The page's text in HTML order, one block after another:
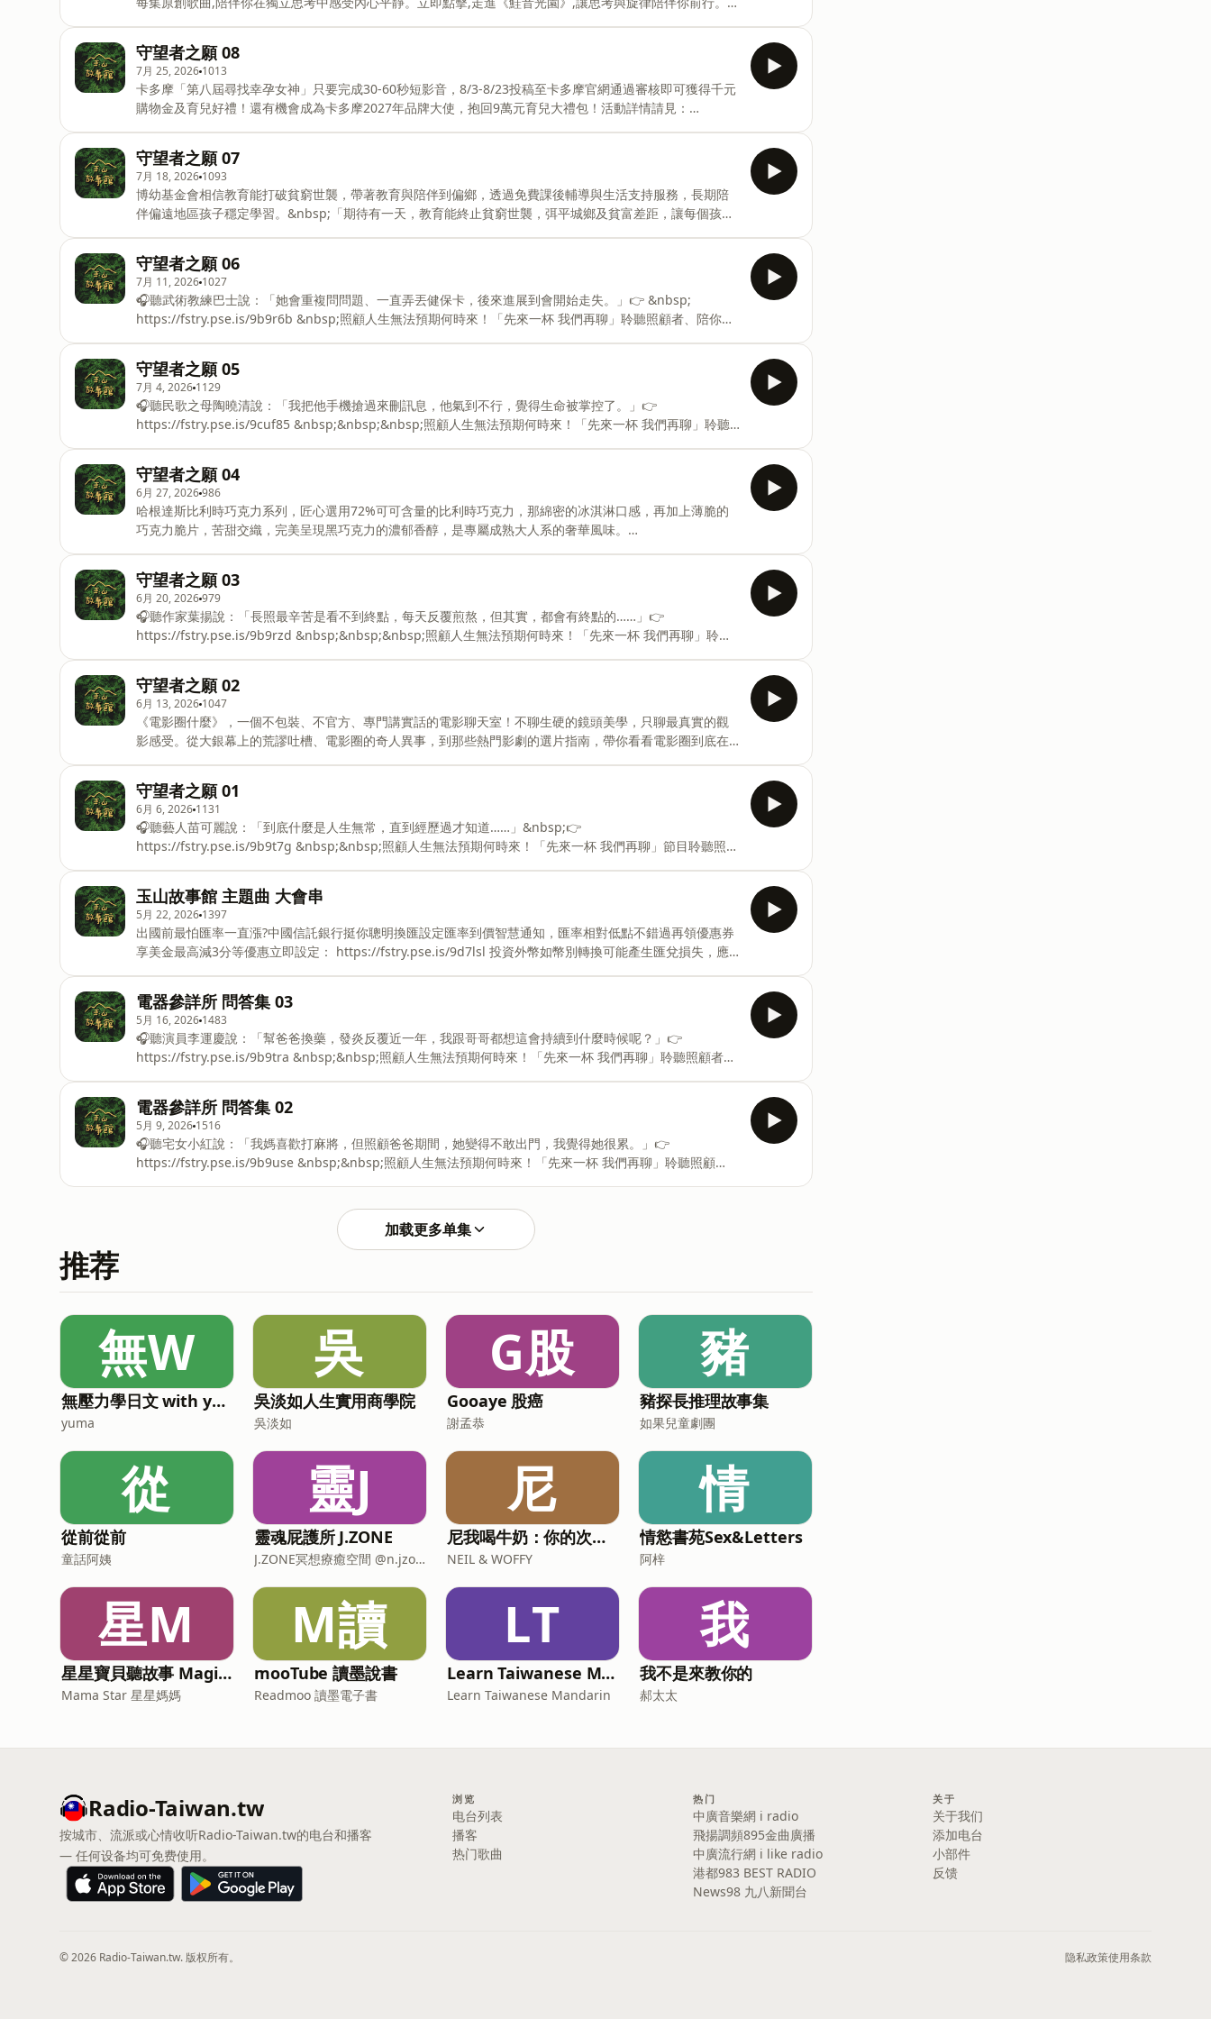
【第3集+第4集+名畫穿梭透卡明信片組】限量套組，購書連結：📕博客來：https://reurl.cc/qagDYg📕誠
品：https://reurl.cc/0kjov6📕momo：https://reurl.cc/QN9dR0📕金石堂：https://reurl.cc/zOe8pe📕讀
書共和國：https://reurl.cc/90rEDv📍《破案姊妹花》名畫偵探挑戰遊戲：https://poan-sisters-spot-five.b
守望者之願 08
7月 25, 2026 1013
卡多摩「第八屆尋找幸孕女神」只要完成30-60秒短影音，8/3-8/23投稿至卡多摩官網通過審核即可獲得千元
購物金及育兒好禮！還有機會成為卡多摩2027年品牌大使，抱回9萬元育兒大禮包！活動詳情請見：
妹花》第3、4集將於7/27（一）預購，7/29（三）上市。【第3集+第4集+名畫穿梭透卡明信片組】限量套
組，購書連結：📕博客來：https://reurl.cc/qagDYg📕誠品：https://reurl.cc/0kjov6📕momo：
https://reurl.cc/QN9dR0📕金石堂：https://reurl.cc/zOe8pe📕讀書共和國：https://reurl.cc/90rEDv📍
《破案姊妹花》新書分享會+簽書會台
守望者之願 07
7月 18, 2026 1093
博幼基金會相信教育能打破貧窮世襲，帶著教育與陪伴到偏鄉，透過免費課後輔導與生活支持服務，長期陪
伴偏遠地區孩子穩定學習。&nbsp;「期待有一天，教育能終止貧窮世襲，弭平城鄉及貧富差距，讓每個孩子
Podcast 廣告 —— 各位大小探險家～你還喜歡這個芝麻門的設定嗎？你覺得藍腹鷴寶寶為什麼沒有出現呢？
玉山故事館的粉絲專頁在這裡，請大家常常來串門子聊天留言：
&nbsp;https://www.facebook.com/yushanstory/邀請大家一起來蓋玉山故事館，支持玉山持續創作更多好
聽的故事跟大家分享，贊助連結：https://p.ecpay.com.tw/D096CD2 Powered by Firstory Host
守望者之願 06
7月 11, 2026 1027
🎧聽武術教練巴士說：「她會重複問問題、一直弄丟健保卡，後來進展到會開始走失。」👉 &nbsp;
https://fstry.pse.is/9b9r6b &nbsp;照顧人生無法預期何時來！「先來一杯 我們再聊」聆聽照顧者、陪你預
各位大小探險家～《破案姊妹花》新書分享會臺北場來囉👉
https://www.facebook.com/share/p/1BQQ7LWa7k/阿翰的那一架肖楠木櫃上層的陶罐和下層的收納空間
中，究竟是裝了什麼呢？玉山故事館的粉絲專頁在這裡，請大家常常來串門子聊天留言：
&nbsp;https://www.facebook.com/yushanstory/邀請大家一起來蓋玉山故事館，支持玉山持續創作更多好
聽的故事跟大家分享，贊助連結：https
守望者之願 05
7月 4, 2026 1129
🎧聽民歌之母陶曉清說：「我把他手機搶過來刪訊息，他氣到不行，覺得生命被掌控了。」👉
https://fstry.pse.is/9cuf85 &nbsp;&nbsp;&nbsp;照顧人生無法預期何時來！「先來一杯 我們再聊」聆聽
告 —— 各位大小探險家～你有發現，在翼家人這個位於肖楠樹冠裡的聚落中，所出現的人名，都有一個共同
的特點嗎？你覺得幻生動物到底是要如何養成呢？玉山故事館的粉絲專頁在這裡，請大家常常來串門子聊天
留言：&nbsp;https://www.facebook.com/yushanstory/邀請大家一起來蓋玉山故事館，支持玉山持續創作
更多好聽的故事跟大家分享，贊助連結：https://p.ecpay.com.tw/D096CD2 Powered by
守望者之願 04
6月 27, 2026986
哈根達斯比利時巧克力系列，匠心選用72%可可含量的比利時巧克力，那綿密的冰淇淋口感，再加上薄脆的
巧克力脆片，苦甜交織，完美呈現黑巧克力的濃郁香醇，是專屬成熟大人系的奢華風味。
個樹上的聚落裡是住著什麼樣的人呢？玉山故事館的粉絲專頁在這裡，請大家常常來串門子聊天留言：
&nbsp;https://www.facebook.com/yushanstory/邀請大家一起來蓋玉山故事館，支持玉山持續創作更多好
守望者之願 03
6月 20, 2026979
🎧聽作家葉揚說：「長照最辛苦是看不到終點，每天反覆煎熬，但其實，都會有終點的……」👉
https://fstry.pse.is/9b9rzd &nbsp;&nbsp;&nbsp;照顧人生無法預期何時來！「先來一杯 我們再聊」聆聽
告 —— 各位大小探險家～有三件很重要的是，千萬別錯過囉：1️⃣「玉山故事館 帶你暢遊名畫好好玩」會員
方案說明與報名👉https://www.surveycake.com/s/AvaRq2️⃣《破案姊妹花》推薦文徵選活動文👉
https://www.facebook.com/share/p/1UAG2W25Mr/3️⃣《破案姊妹花1：名畫的秘密》學習單抽獎活動👉
https://reurl.cc/xWrVpZ---如果你去到了一個像是迷宮一樣的圖書
守望者之願 02
6月 13, 2026 1047
《電影圈什麼》，一個不包裝、不官方、專門講實話的電影聊天室！不聊生硬的鏡頭美學，只聊最真實的觀
影感受。從大銀幕上的荒謬吐槽、電影圈的奇人異事，到那些熱門影劇的選片指南，帶你看看電影圈到底在
妹花1：名畫的秘密》學習單抽獎活動👉https://reurl.cc/xWrVpZ---你覺得自己的觀察力敏銳嗎？那位汗牛
閣的閣主又是什麼樣的人呢？玉山故事館的粉絲專頁在這裡，請大家常常來串門子聊天留言：
&nbsp;https://www.facebook.com/yushanstory/邀請大家一起來蓋玉山故事館，支持玉山持續創作更多好
聽的故事跟大家分享，贊助連結：https://p.ecpay.com.tw/D096CD2 Powered by
守望者之願 01
6月 6, 2026 1131
🎧聽藝人苗可麗說：「到底什麼是人生無常，直到經歷過才知道……」&nbsp;👉
https://fstry.pse.is/9b9t7g &nbsp;&nbsp;照顧人生無法預期何時來！「先來一杯 我們再聊」節目聆聽照顧
—— 各位大小探險家～📍《破案姊妹花》已經上市，第1集+第2集+【限量作者親簽+名畫穿梭透卡明信片
組】限量重磅套組，購書連結：🛒博客來：https://reurl.cc/lpAnNq🛒誠品：https://reurl.cc/gr1NRQ🛒
momo：https://reurl.cc/EmeYV0🛒金石堂：https://reurl.cc/2aV7Q6🛒讀書共和國：
https://reurl.cc/EmeYQ0📍《破案姊妹花》推薦文徵選活動文👉https://
玉山故事館 主題曲 大會串
5月 22, 2026 1397
出國前最怕匯率一直漲?中國信託銀行挺你聰明換匯設定匯率到價智慧通知，匯率相對低點不錯過再領優惠券
享美金最高減3分等優惠立即設定： https://fstry.pse.is/9d7lsl 投資外幣如幣別轉換可能產生匯兌損失，應
小探險家～📍「玉山故事館 帶你暢遊名畫好好玩」會員方案說明與報名👉
https://www.surveycake.com/s/AvaRq📍《破案姊妹花》於5/27（三）上市。第1集+第2集+【限量作者親
簽+名畫穿梭透卡明信片組】限量重磅套組，購書連結：🛒博客來：https://reurl.cc/lpAnNq🛒誠品：
https://reurl.cc/gr1NRQ🛒momo：https://reurl.cc/EmeYV0🛒金石堂：https://reu
電器參詳所 問答集 03
5月 16, 2026 1483
🎧聽演員李運慶說：「幫爸爸換藥，發炎反覆近一年，我跟哥哥都想這會持續到什麼時候呢？」👉
https://fstry.pse.is/9b9tra &nbsp;&nbsp;照顧人生無法預期何時來！「先來一杯 我們再聊」聆聽照顧者、
各位大小探險家～「玉山故事館 帶你暢遊名畫好好玩」會員方案說明與報名👉
https://www.surveycake.com/s/AvaRq玉山故事館的粉絲專頁在這裡，請大家常常來串門子聊天留言：
&nbsp;https://www.facebook.com/yushanstory/邀請大家一起來蓋玉山故事館，支持玉山持續創作更多好
聽的故事跟大家分享，贊助連結：https://p.ecpay.com.tw/D096CD2 Powered by F
電器參詳所 問答集 02
5月 9, 2026 1516
🎧聽宅女小紅說：「我媽喜歡打麻將，但照顧爸爸期間，她變得不敢出門，我覺得她很累。」👉
https://fstry.pse.is/9b9use &nbsp;&nbsp;照顧人生無法預期何時來！「先來一杯 我們再聊」聆聽照顧
故事的創作規律嗎？玉山故事館的粉絲專頁在這裡，請大家常常來串門子聊天留言：
&nbsp;https://www.facebook.com/yushanstory/邀請大家一起來蓋玉山故事館，支持玉山持續創作更多好
加载更多单集
推荐
無W
無壓力學日文 with yuma
yuma
吳
吳淡如人生實用商學院
吳淡如
G股
Gooaye 股癌
謝孟恭
豬
豬探長推理故事集
如果兒童劇團
從
從前從前
童話阿姨
靈J
靈魂屁護所 J.ZONE
J.ZONE冥想療癒空間 @n.jzone
尼
尼我喝牛奶：你的次文化指南
NEIL & WOFFY
情
情慾書苑Sex&Letters
阿梓
星M
星星寶貝聽故事 Magic Chinese Stories for Kids
Mama Star 星星媽媽
M讀
mooTube 讀墨說書
Readmoo 讀墨電子書
LT
Learn Taiwanese Mandarin
Learn Taiwanese Mandarin
我
我不是來教你的
郝太太
Radio-Taiwan.tw
按城市、流派或心情收听Radio-Taiwan.tw的电台和播客
— 任何设备均可免费使用。
浏览
电台列表
播客
热门歌曲
热门
中廣音樂網 i radio
飛揚調頻895金曲廣播
中廣流行網 i like radio
港都983 BEST RADIO
News98 九八新聞台
关于
关于我们
添加电台
小部件
反馈
© 2026 Radio-Taiwan.tw. 版权所有。 隐私政策使用条款